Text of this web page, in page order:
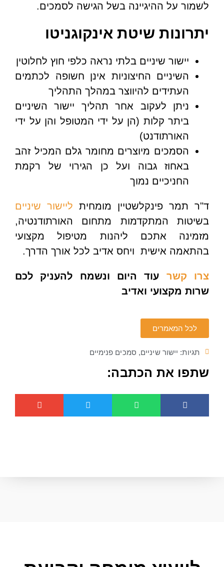
לשמור על ההיגיינה בשל הגישה לסמכים.
יתרונות שיטת אינקוגניטו
יישור שיניים בלתי נראה כלפי חוץ לחלוטין
השיניים החיצוניות אינן חשופה לכתמים
העתידים להיווצר במהלך התהליך
ניתן לעקוב אחר תהליך יישור השיניים
ביתר קלות (הן על ידי המטופל והן על ידי
האורתודנט)
הסמכים מיוצרים מחומר גלם המכיל זהב
באחוז גבוה ועל כן הגירוי של רקמת
החניכיים נמוך
ד"ר תמר פינקלשטיין מומחית ליישור שיניים
בשיטות המתקדמות מתחום האורתודנטיה,
מזמינה אתכם ליהנות מטיפול מקצועי
בהתאמה אישית ויחס אדיב לכל אורך הדרך.
צרו קשר עוד היום ונשמח להעניק לכם
שרות מקצועי ואדיב
לכל המאמרים
תגיות: יישור שיניים, סמכים פנימיים
שתפו את הכתבה: